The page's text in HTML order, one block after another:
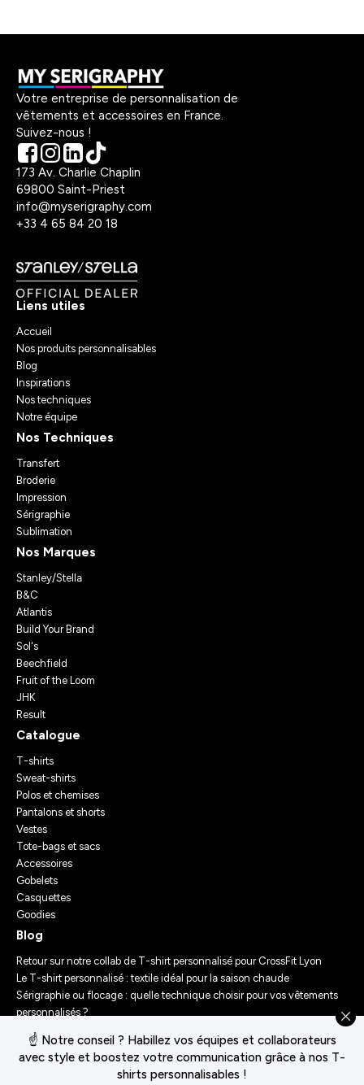
☝️ Notre conseil ? Habillez vos équipes et collaborateurs
avec style et boostez votre communication grâce à nos T-
shirts personnalisables !
Votre entreprise de personnalisation de
vêtements et accessoires en France.
Suivez-nous !
173 Av. Charlie Chaplin
69800 Saint-Priest
info@myserigraphy.com
+33 4 65 84 20 18
Liens utiles
Accueil
Nos produits personnalisables
Blog
Inspirations
Nos techniques
Notre équipe
Nos Techniques
Transfert
Broderie
Impression
Sérigraphie
Sublimation
Nos Marques
Stanley/Stella
B&C
Atlantis
Build Your Brand
Sol's
Beechfield
Fruit of the Loom
JHK
Result
Catalogue
T-shirts
Sweat-shirts
Polos et chemises
Pantalons et shorts
Vestes
Tote-bags et sacs
Accessoires
Gobelets
Casquettes
Goodies
Blog
Retour sur notre collab de T-shirt personnalisé pour CrossFit Lyon
Le T-shirt personnalisé : textile idéal pour la saison chaude
Sérigraphie ou flocage : quelle technique choisir pour vos vêtements
personnalisés ?
Comment personnaliser des vêtements ? Nos conseils d’experts
Le Festival Chasseur d’Orage : Un Merch Sur-Mesure pour un
Événement Unique